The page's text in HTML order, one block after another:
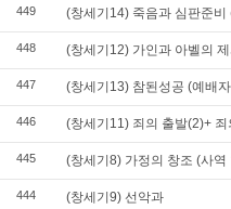
449 (창세기14) 죽음과 심판준비
448 (창세기12) 가인과 아벨의
447 (창세기13) 참된성공 (예배
446 (창세기11) 죄의 출발(2)+
445 (창세기8) 가정의 창조 (사
444 (창세기9) 선악과